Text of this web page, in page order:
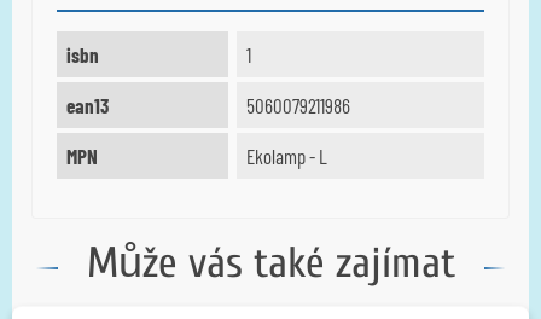
isbn 1
ean13 5060079211986
MPN Ekolamp - L
Může vás také zajímat